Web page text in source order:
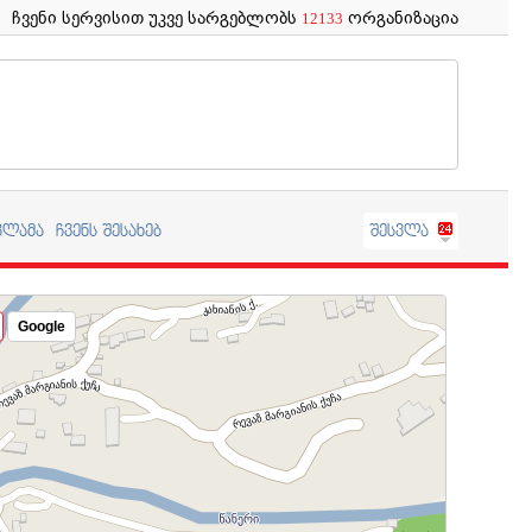
ჩვენი სერვისით უკვე სარგებლობს 12133 ორგანიზაცია
ჩვენს შესახებ შესვლა
Google